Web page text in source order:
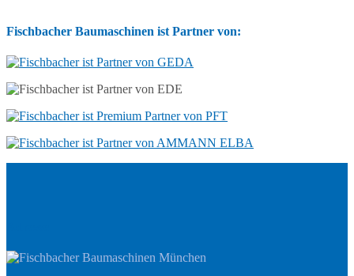
Fischbacher Baumaschinen ist Partner von: